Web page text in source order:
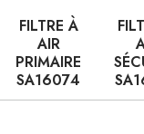
FILTRE À
AIR
PRIMAIRE
SA16074